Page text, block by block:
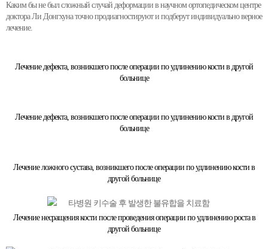
Каким бы не был сложный случай деформации в научном ортопедическом центре
доктора Ли Донгхуна точно продиагностируют и подберут индивидуально верное
лечение.
Лечение дефекта, возникшего после операции по удлинению кости в другой
больнице
Лечение дефекта, возникшего после операции по удлинению кости в другой
больнице
Лечение ложного сустава, возникшего после операции по удлинению кости в
другой больнице
Лечение несращения кости после проведения операции по удлинению роста в
другой больнице